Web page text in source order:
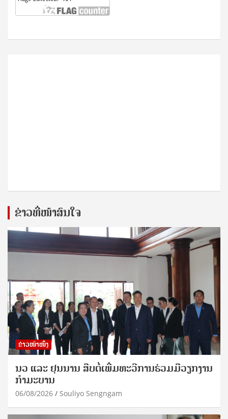
ຂ່າວທີ່ໜ້າສົນໃຈ
ຂ່າວໜ້າໜຶ່ງ
ນວ ແລະ ຢຸນນານ ສືບຕໍ່ເພີ່ມທະວີການຮ່ວມມືວຽກງານ
ກຳມະບານ
06/08/2026 Souliyo Sengngam